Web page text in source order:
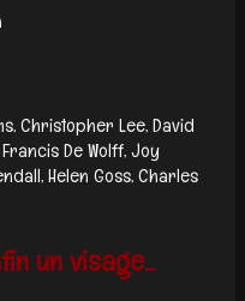
Christopher Lee, David
De Wolff, Joy
Helen Goss, Charles
un visage...